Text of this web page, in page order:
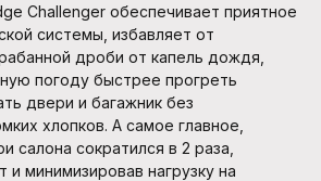
Challenger обеспечивает приятное
системы, избавляет от
дроби от капель дождя,
погоду быстрее прогреть
двери и багажник без
хлопков. А самое главное,
салона сократился в 2 раза,
и минимизировав нагрузку на